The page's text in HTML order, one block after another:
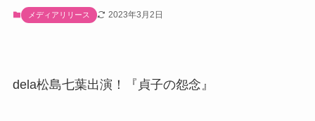
メディアリリース 2023年3月2日
dela松島七葉出演！『貞子の怨念』